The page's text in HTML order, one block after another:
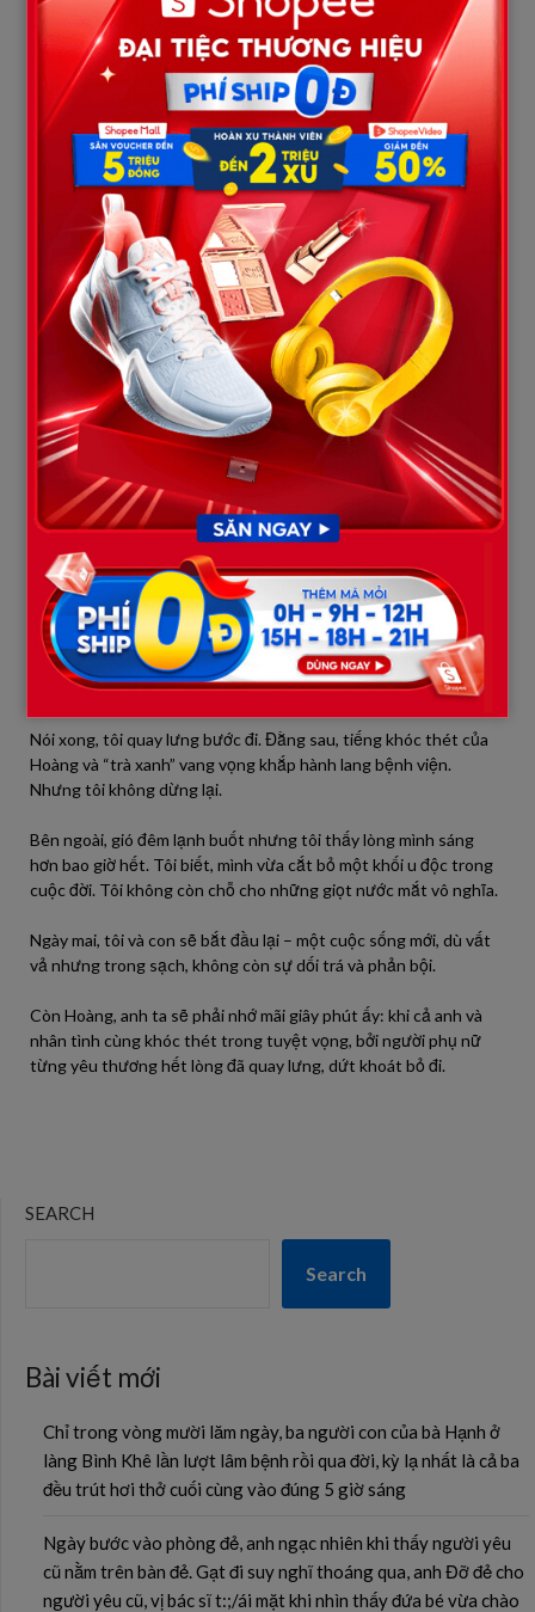
Tôi không trả lời, chỉ khoanh tay nhìn thẳng.
Bác sĩ mang đến tờ giấy:
– Tạm ứng điều trị ban đầu là 60 triệu. Anh Hoàng đưa thẻ ngân
hàng của chị nhưng hệ thống báo đã bị khóa. Không quẹt được.
Nếu không đóng ngay, chúng tôi chỉ có thể cầm chừng.
Cả Hoàng và cô ta biến sắc. Hoàng lắp bắp quay sang tôi:
– Em… mở thẻ đi, anh xin em…
Cô gái kia òa khóc, giọng run run:
– Em không có tiền… Anh Hoàng hứa sẽ lo…
Tôi bật cười, nụ cười chua chát:
– Lo? Anh ta lo bằng tiền học của con tôi, đúng không? Thật
đáng thương, ngay cả lúc này, hai người cũng chỉ nghĩ đến tiền,
chứ không nghĩ đến hậu quả mình gây ra.
Hoàng giơ tay định nắm lấy tôi, nhưng dây truyền dịch kéo anh
ngã vật xuống. Ánh mắt anh hoảng loạn, vừa sợ hãi vừa hối hận.
Anh gào lên, giọng khản đặc:
– Đừng bỏ anh… cứu anh với…
Tôi đứng thẳng, nhìn anh, nhìn cả cô gái đang khóc thảm bên
cạnh, rồi dứt khoát:
– Từ giờ, chuyện của anh và cô ta, tôi không còn liên quan. Tôi
đã chuẩn bị sẵn giấy ly hôn. Mai tôi sẽ đưa con rời đi. Anh hãy ở
đây mà trả giá cho sự phản bội của mình.
Nói xong, tôi quay lưng bước đi. Đằng sau, tiếng khóc thét của
Hoàng và “trà xanh” vang vọng khắp hành lang bệnh viện.
Nhưng tôi không dừng lại.
Bên ngoài, gió đêm lạnh buốt nhưng tôi thấy lòng mình sáng
hơn bao giờ hết. Tôi biết, mình vừa cắt bỏ một khối u độc trong
cuộc đời. Tôi không còn chỗ cho những giọt nước mắt vô nghĩa.
Ngày mai, tôi và con sẽ bắt đầu lại – một cuộc sống mới, dù vất
vả nhưng trong sạch, không còn sự dối trá và phản bội.
Còn Hoàng, anh ta sẽ phải nhớ mãi giây phút ấy: khi cả anh và
nhân tình cùng khóc thét trong tuyệt vọng, bởi người phụ nữ
từng yêu thương hết lòng đã quay lưng, dứt khoát bỏ đi.
SEARCH
Search
Bài viết mới
Chỉ trong vòng mười lăm ngày, ba người con của bà Hạnh ở
làng Bình Khê lần lượt lâm bệnh rồi qua đời, kỳ lạ nhất là cả ba
đều trút hơi thở cuối cùng vào đúng 5 giờ sáng
Ngày bước vào phòng đẻ, anh ngạc nhiên khi thấy người yêu
cũ nằm trên bàn đẻ. Gạt đi suy nghĩ thoáng qua, anh Đỡ đẻ cho
người yêu cũ, vị bác sĩ t:;/ái mặt khi nhìn thấy đứa bé vừa chào